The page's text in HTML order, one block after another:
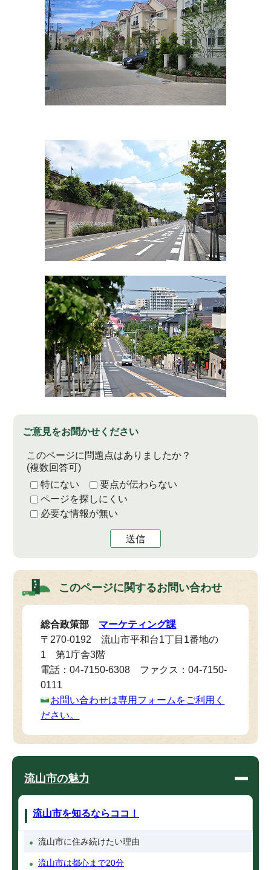
ご意見をお聞かせください
このページに問題点はありましたか？
(複数回答可)
特にない
要点が伝わらない
ページを探しにくい
必要な情報が無い
送信
このページに関するお問い合わせ
総合政策部 マーケティング課
〒270-0192 流山市平和台1丁目1番地の
1 第1庁舎3階
電話：04-7150-6308 ファクス：04-7150-
0111
お問い合わせは専用フォームをご利用く
ださい。
流山市の魅力
流山市を知るならココ！
流山市に住み続けたい理由
流山市は都心まで20分